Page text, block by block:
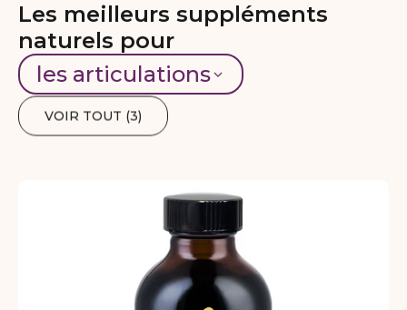
Les meilleurs suppléments
naturels pour
les articulations
VOIR TOUT (3)